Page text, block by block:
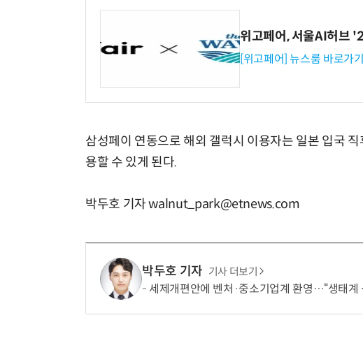
위고페어, 서울AI허브
[위고페어] 뉴스룸 바로가
삼성페이 연동으로 해외 갤럭시 이용자는 일본 입국
용할 수 있게 된다.
박두호 기자 walnut_park@etnews.com
박두호 기자 기사 더보기
세제개편안에 벤처·중소기업계 환영…“생태계